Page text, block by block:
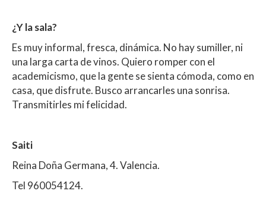
¿Y la sala?
Es muy informal, fresca, dinámica. No hay sumiller, ni
una larga carta de vinos. Quiero romper con el
academicismo, que la gente se sienta cómoda, como en
casa, que disfrute. Busco arrancarles una sonrisa.
Transmitirles mi felicidad.
Saiti
Reina Doña Germana, 4. Valencia.
Tel 960054124.